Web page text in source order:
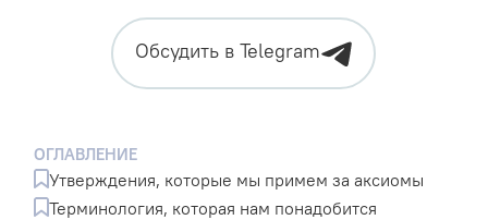
Обсудить в Telegram
ОГЛАВЛЕНИЕ
Утверждения, которые мы примем за аксиомы
Терминология, которая нам понадобится